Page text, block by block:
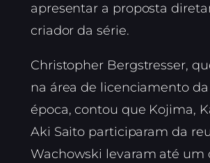
apresentar a proposta
criador da série.
Christopher Bergstresser,
na área de licenciamento
época, contou que Kojima,
Aki Saito participaram da
Wachowski levaram até um